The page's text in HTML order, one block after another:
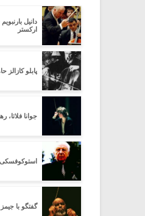
دانیل
ارکستر
پابلو
جوانا فلاتا،
استوکوفسکی
گفتگو با